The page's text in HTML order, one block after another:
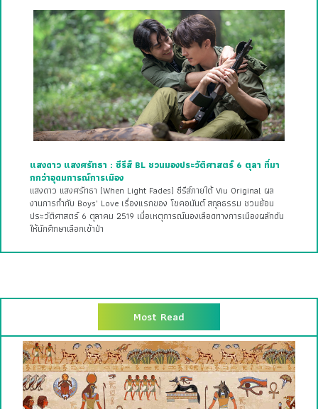
แสงดาว แสงศรัทธา : ซีรีส์ BL ชวนมองประวัติศาสตร์ 6 ตุลา ที่มา
กกว่าอุดมการณ์การเมือง
แสงดาว แสงศรัทธา (When Light Fades) ซีรีส์ภายใต้ Viu Original ผล
งานการกำกับ Boys’ Love เรื่องแรกของ โชคอนันต์ สกุลธรรม ชวนย้อน
ประวัติศาสตร์ 6 ตุลาคม 2519 เมื่อเหตุการณ์นองเลือดทางการเมืองผลักดัน
ให้นักศึกษาเลือกเข้าป่า
Most Read